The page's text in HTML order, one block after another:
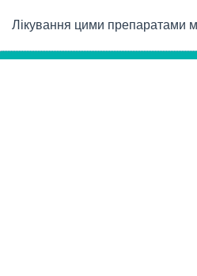
Лікування цими препаратами